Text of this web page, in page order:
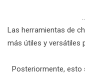
Las herramientas de
más útiles y versátiles
Posteriormente, esto